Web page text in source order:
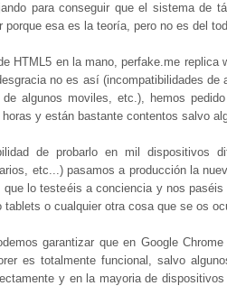
para conseguir que el sistema de
esa es la teoría, pero no es del
HTML5 en la mano, perfake.me replica
no es así (incompatibilidades de
de algunos moviles, etc.), hemos
y están bastante contentos salvo
de probarlo en mil dispositivos
etc...) pasamos a producción la
lo testeéis a conciencia y nos
o cualquier otra cosa que se os
garantizar que en Google
es totalmente funcional, salvo
y en la mayoria de